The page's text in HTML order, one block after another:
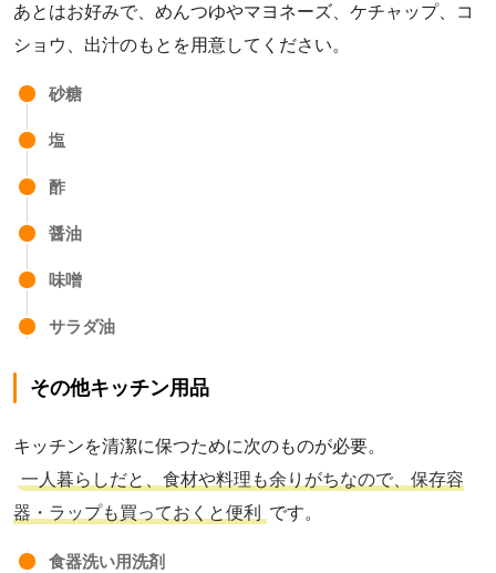
あとはお好みで、めんつゆやマヨネーズ、ケチャップ、コ
ショウ、出汁のもとを用意してください。
砂糖
塩
酢
醤油
味噌
サラダ油
その他キッチン用品
キッチンを清潔に保つために次のものが必要。
一人暮らしだと、食材や料理も余りがちなので、保存容
器・ラップも買っておくと便利
です。
食器洗い用洗剤